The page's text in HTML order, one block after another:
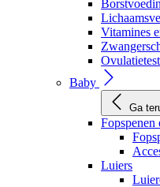
Vitamines
Ovulatietest
Baby
Ga
Fopspenen
Luiers